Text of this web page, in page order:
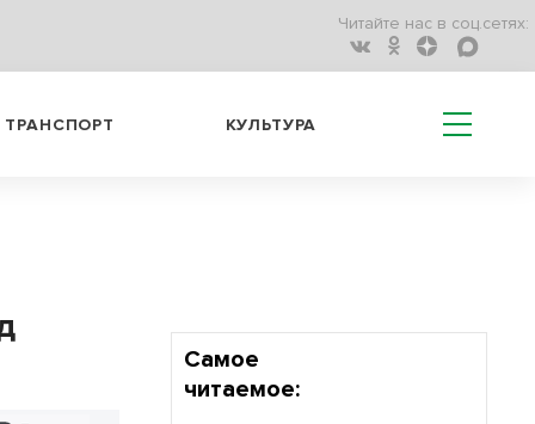
Читайте нас в соц.сетях:
ТРАНСПОРТ КУЛЬТУРА
Самое
читаемое: